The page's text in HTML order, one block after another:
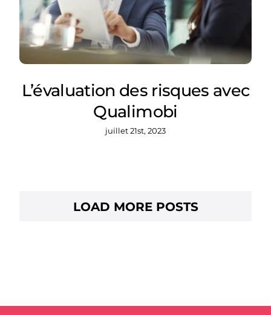
L’évaluation des risques avec
Qualimobi
juillet 21st, 2023
LOAD MORE POSTS